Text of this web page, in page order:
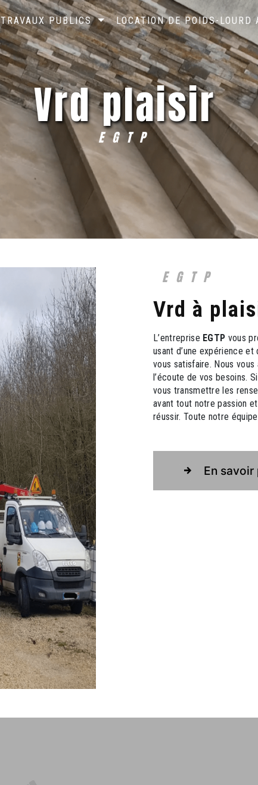
TRAVAUX PUBLICS LOCATION DE POIDS-LOURD
vrd plaisir
EGTP
EGTP
vrd à
L’entreprise EGTP vous
usant d’une expérience
vous satisfaire. Nous
l’écoute de vos besoins.
vous transmettre les
avant tout notre passion
réussir. Toute notre
En savoir